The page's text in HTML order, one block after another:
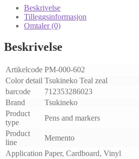
Beskrivelse
Tilleggsinformasjon
Omtaler (0)
Beskrivelse
Artikelcode PM-000-602
Color detail Tsukineko Teal zeal
barcode
712353286023
Brand
Tsukineko
Product
type
Pens and markers
Product
line
Memento
Application Paper, Cardboard, Vinyl